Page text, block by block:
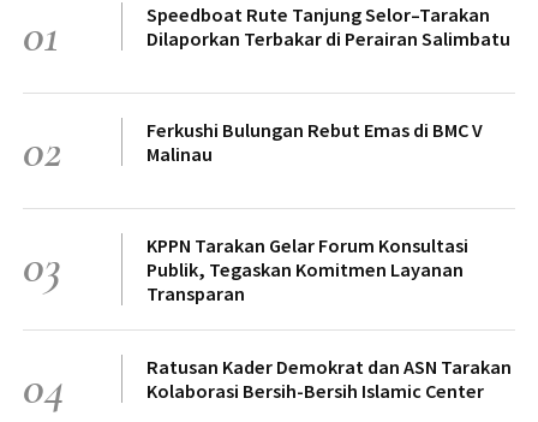
01
Speedboat Rute Tanjung Selor–Tarakan
Dilaporkan Terbakar di Perairan Salimbatu
02
Ferkushi Bulungan Rebut Emas di BMC V
Malinau
03
KPPN Tarakan Gelar Forum Konsultasi
Publik, Tegaskan Komitmen Layanan
Transparan
04
Ratusan Kader Demokrat dan ASN Tarakan
Kolaborasi Bersih-Bersih Islamic Center